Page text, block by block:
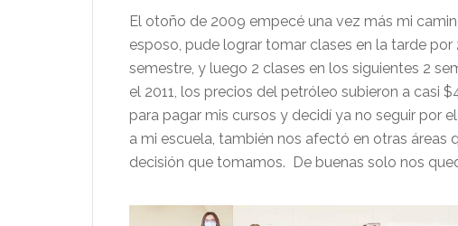
El otoño de 2009 empecé una vez más mi
esposo, pude lograr tomar clases en la tarde
semestre, y luego 2 clases en los siguientes 2
el 2011, los precios del petróleo subieron a casi
para pagar mis cursos y decidí ya no seguir por
a mi escuela, también nos afectó en otras áreas
decisión que tomamos. De buenas solo nos